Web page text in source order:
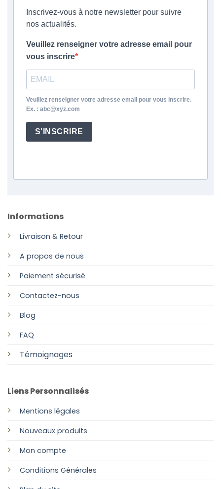
Informations
Livraison & Retour
A propos de nous
Paiement sécurisé
Contactez-nous
Blog
FAQ
Témoignages
Liens Personnalisés
Mentions légales
Nouveaux produits
Mon compte
Conditions Générales
Inscrivez-vous à notre newsletter pour suivre
nos actualités.
Veuillez renseigner votre adresse email pour
vous inscrire
Veuillez renseigner votre adresse email pour vous inscrire.
Ex. : abc@xyz.com
S'INSCRIRE